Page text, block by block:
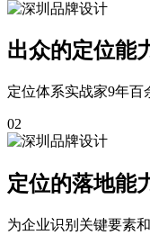
出众的定位能
定位体系实战家9年百
02
定位的落地能
为企业识别关键要素